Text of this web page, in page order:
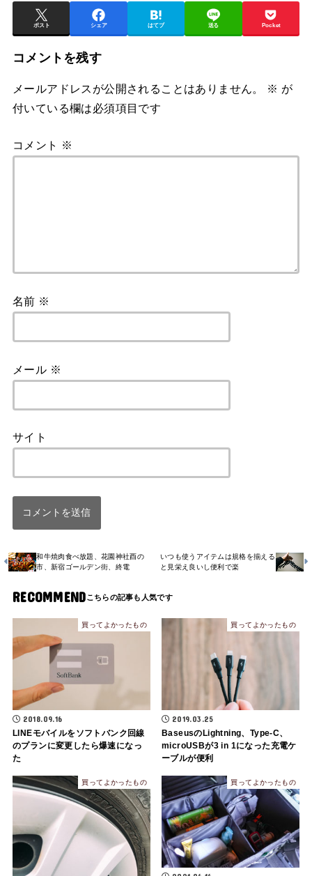
ポスト シェア はてブ 送る Pocket
コメントを残す
メールアドレスが公開されることはありません。 ※ が
付いている欄は必須項目です
コメント ※
名前 ※
メール ※
サイト
和牛焼肉食べ放題、花園神社酉の
市、新宿ゴールデン街、終電
いつも使うアイテムは規格を揃える
と見栄え良いし便利で楽
RECOMMEND
買ってよかったもの
2018.09.16
LINEモバイルをソフトバンク回線
のプランに変更したら爆速になっ
た
買ってよかったもの
2019.03.25
BaseusのLightning、Type-C、
microUSBが3 in 1になった充電ケ
ーブルが便利
買ってよかったもの 買ってよかったもの